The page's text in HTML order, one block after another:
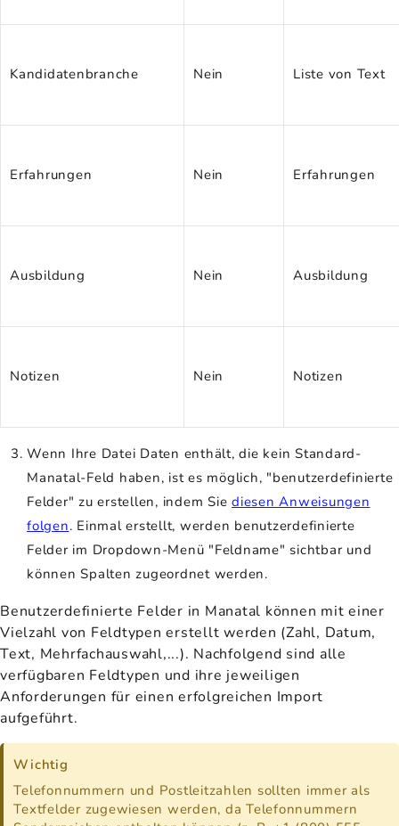
Kandidatenbranche Nein Liste von Text
Erfahrungen Nein Erfahrungen
Ausbildung Nein Ausbildung
Notizen Nein Notizen
Wenn Ihre Datei Daten enthält, die kein Standard-
Manatal-Feld haben, ist es möglich, "benutzerdefinierte
Felder" zu erstellen, indem Sie diesen Anweisungen
folgen. Einmal erstellt, werden benutzerdefinierte
Felder im Dropdown-Menü "Feldname" sichtbar und
können Spalten zugeordnet werden.
Benutzerdefinierte Felder in Manatal können mit einer
Vielzahl von Feldtypen erstellt werden (Zahl, Datum,
Text, Mehrfachauswahl,...). Nachfolgend sind alle
verfügbaren Feldtypen und ihre jeweiligen
Anforderungen für einen erfolgreichen Import
aufgeführt.
Wichtig
Telefonnummern und Postleitzahlen sollten immer als
Textfelder zugewiesen werden, da Telefonnummern